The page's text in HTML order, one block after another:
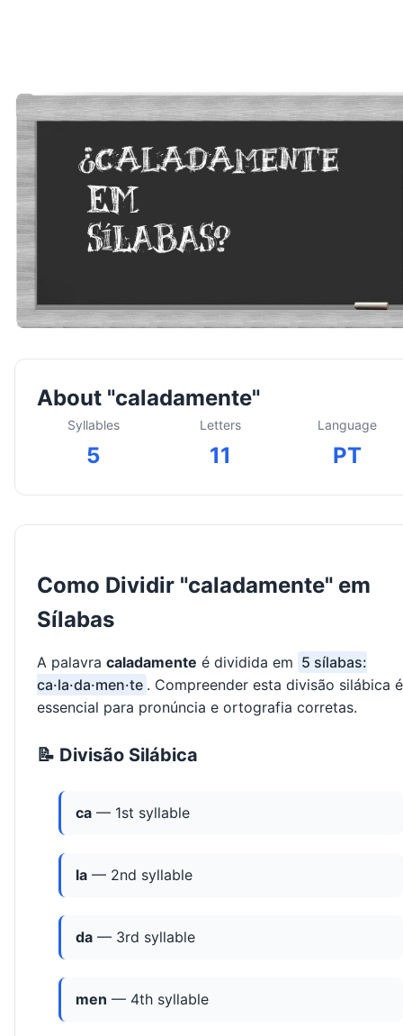
About "caladamente"
Syllables
5
Letters
11
Language
PT
Como Dividir "caladamente" em
Sílabas
A palavra caladamente é dividida em 5 sílabas:
ca·la·da·men·te . Compreender esta divisão silábica é
essencial para pronúncia e ortografia corretas.
📝 Divisão Silábica
ca — 1st syllable
la — 2nd syllable
da — 3rd syllable
men — 4th syllable